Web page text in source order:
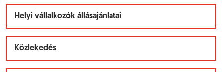
Helyi vállalkozók állásajánlatai
Közlekedés